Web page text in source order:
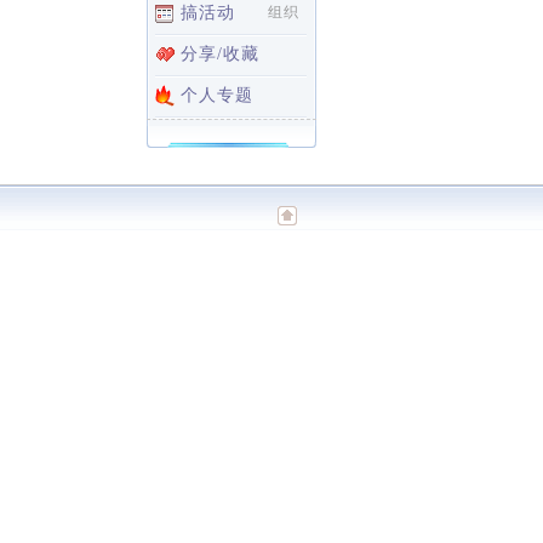
搞活动 组织
分享/收藏
个人专题